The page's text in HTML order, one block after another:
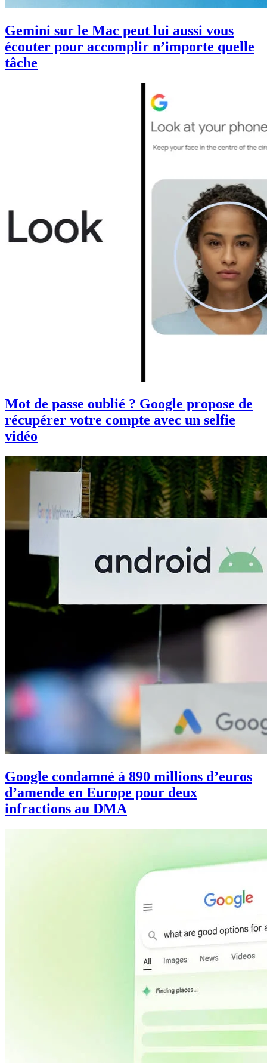
Gemini sur le Mac peut lui aussi vous
écouter pour accomplir n’importe quelle
tâche
Mot de passe oublié ? Google propose de
récupérer votre compte avec un selfie
vidéo
Google condamné à 890 millions d’euros
d’amende en Europe pour deux
infractions au DMA